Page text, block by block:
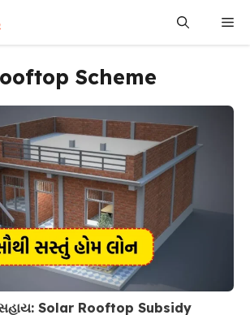
Scheme
સહાય: Solar Rooftop Subsidy